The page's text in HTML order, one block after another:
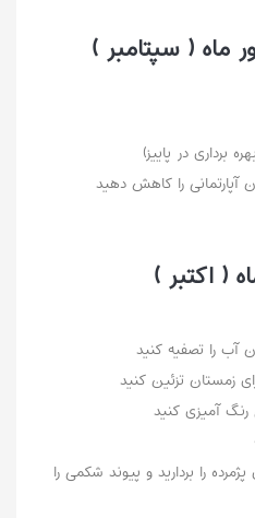
ماه ( سپتامبر )
برداری در پاییز)
آپارتمانی را کاهش دهید
( اکتبر )
آب را تصفیه کنید
زمستان تزئین کنید
رنگ آمیزی کنید
را بردارید و پیوند شکمی را